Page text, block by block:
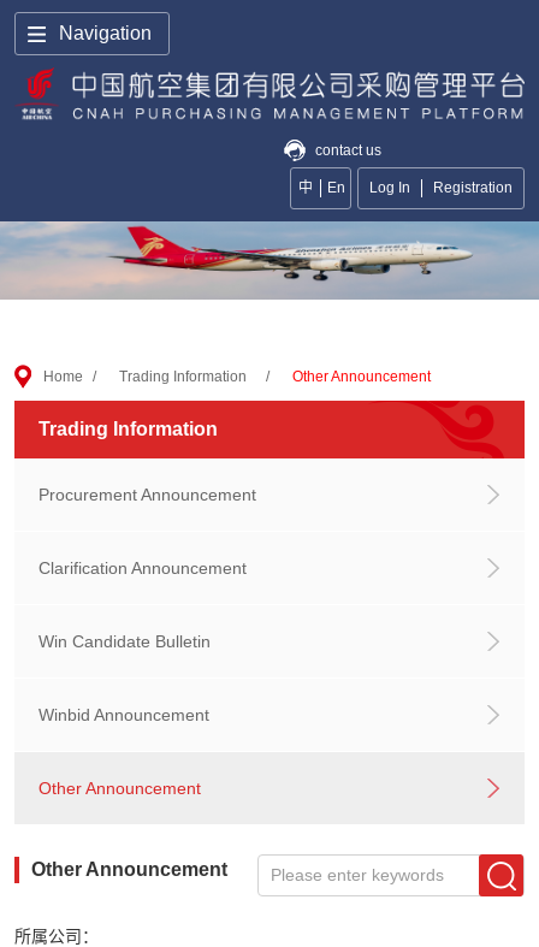
Navigation
contact us
中 En Log In Registration
Home / Trading Information / Other Announcement
Trading Information
Procurement Announcement
Clarification Announcement
Win Candidate Bulletin
Winbid Announcement
Other Announcement
Other Announcement Please enter keywords
所属公司：